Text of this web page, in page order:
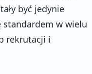
być jedynie
standardem w wielu
rekrutacji i